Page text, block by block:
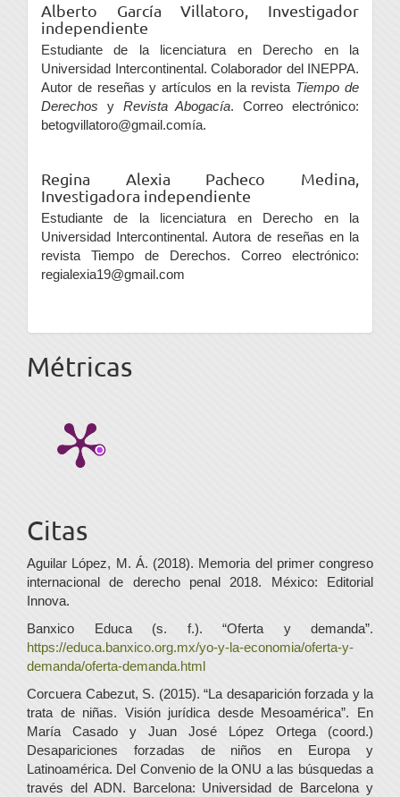
Alberto García Villatoro, Investigador
independiente
Estudiante de la licenciatura en Derecho en la
Universidad Intercontinental. Colaborador del INEPPA.
Autor de reseñas y artículos en la revista Tiempo de
Derechos y Revista Abogacía. Correo electrónico:
betogvillatoro@gmail.comía.
Regina Alexia Pacheco Medina,
Investigadora independiente
Estudiante de la licenciatura en Derecho en la
Universidad Intercontinental. Autora de reseñas en la
revista Tiempo de Derechos. Correo electrónico:
regialexia19@gmail.com
Métricas
Citas
Aguilar López, M. Á. (2018). Memoria del primer congreso
internacional de derecho penal 2018. México: Editorial
Innova.
Banxico Educa (s. f.). “Oferta y demanda”.
https://educa.banxico.org.mx/yo-y-la-economia/oferta-y-
demanda/oferta-demanda.html
Corcuera Cabezut, S. (2015). “La desaparición forzada y la
trata de niñas. Visión jurídica desde Mesoamérica”. En
María Casado y Juan José López Ortega (coord.)
Desapariciones forzadas de niños en Europa y
Latinoamérica. Del Convenio de la ONU a las búsquedas a
través del ADN. Barcelona: Universidad de Barcelona y